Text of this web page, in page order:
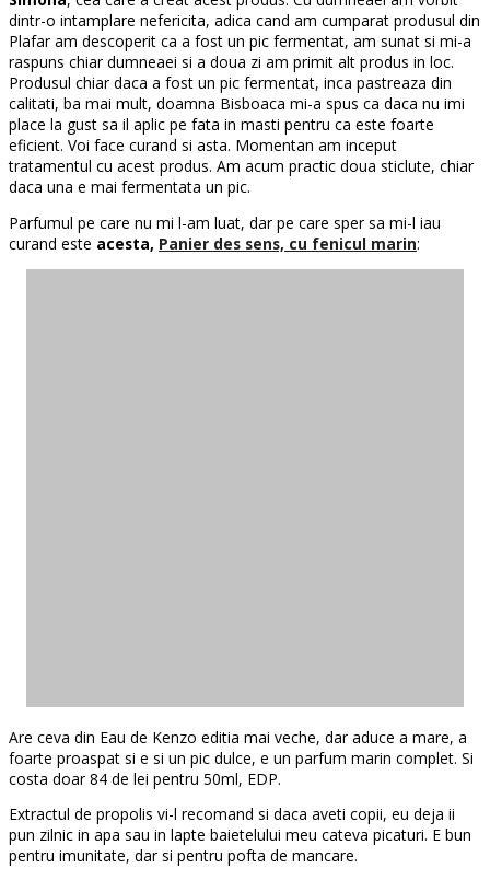
dintr-o intamplare nefericita, adica cand am cumparat produsul din
Plafar am descoperit ca a fost un pic fermentat, am sunat si mi-a
raspuns chiar dumneaei si a doua zi am primit alt produs in loc.
Produsul chiar daca a fost un pic fermentat, inca pastreaza din
calitati, ba mai mult, doamna Bisboaca mi-a spus ca daca nu imi
place la gust sa il aplic pe fata in masti pentru ca este foarte
eficient. Voi face curand si asta. Momentan am inceput
tratamentul cu acest produs. Am acum practic doua sticlute, chiar
daca una e mai fermentata un pic.
Parfumul pe care nu mi l-am luat, dar pe care sper sa mi-l iau
curand este acesta, Panier des sens, cu fenicul marin:
Are ceva din Eau de Kenzo editia mai veche, dar aduce a mare, a
foarte proaspat si e si un pic dulce, e un parfum marin complet. Si
costa doar 84 de lei pentru 50ml, EDP.
Extractul de propolis vi-l recomand si daca aveti copii, eu deja ii
pun zilnic in apa sau in lapte baietelului meu cateva picaturi. E bun
pentru imunitate, dar si pentru pofta de mancare.